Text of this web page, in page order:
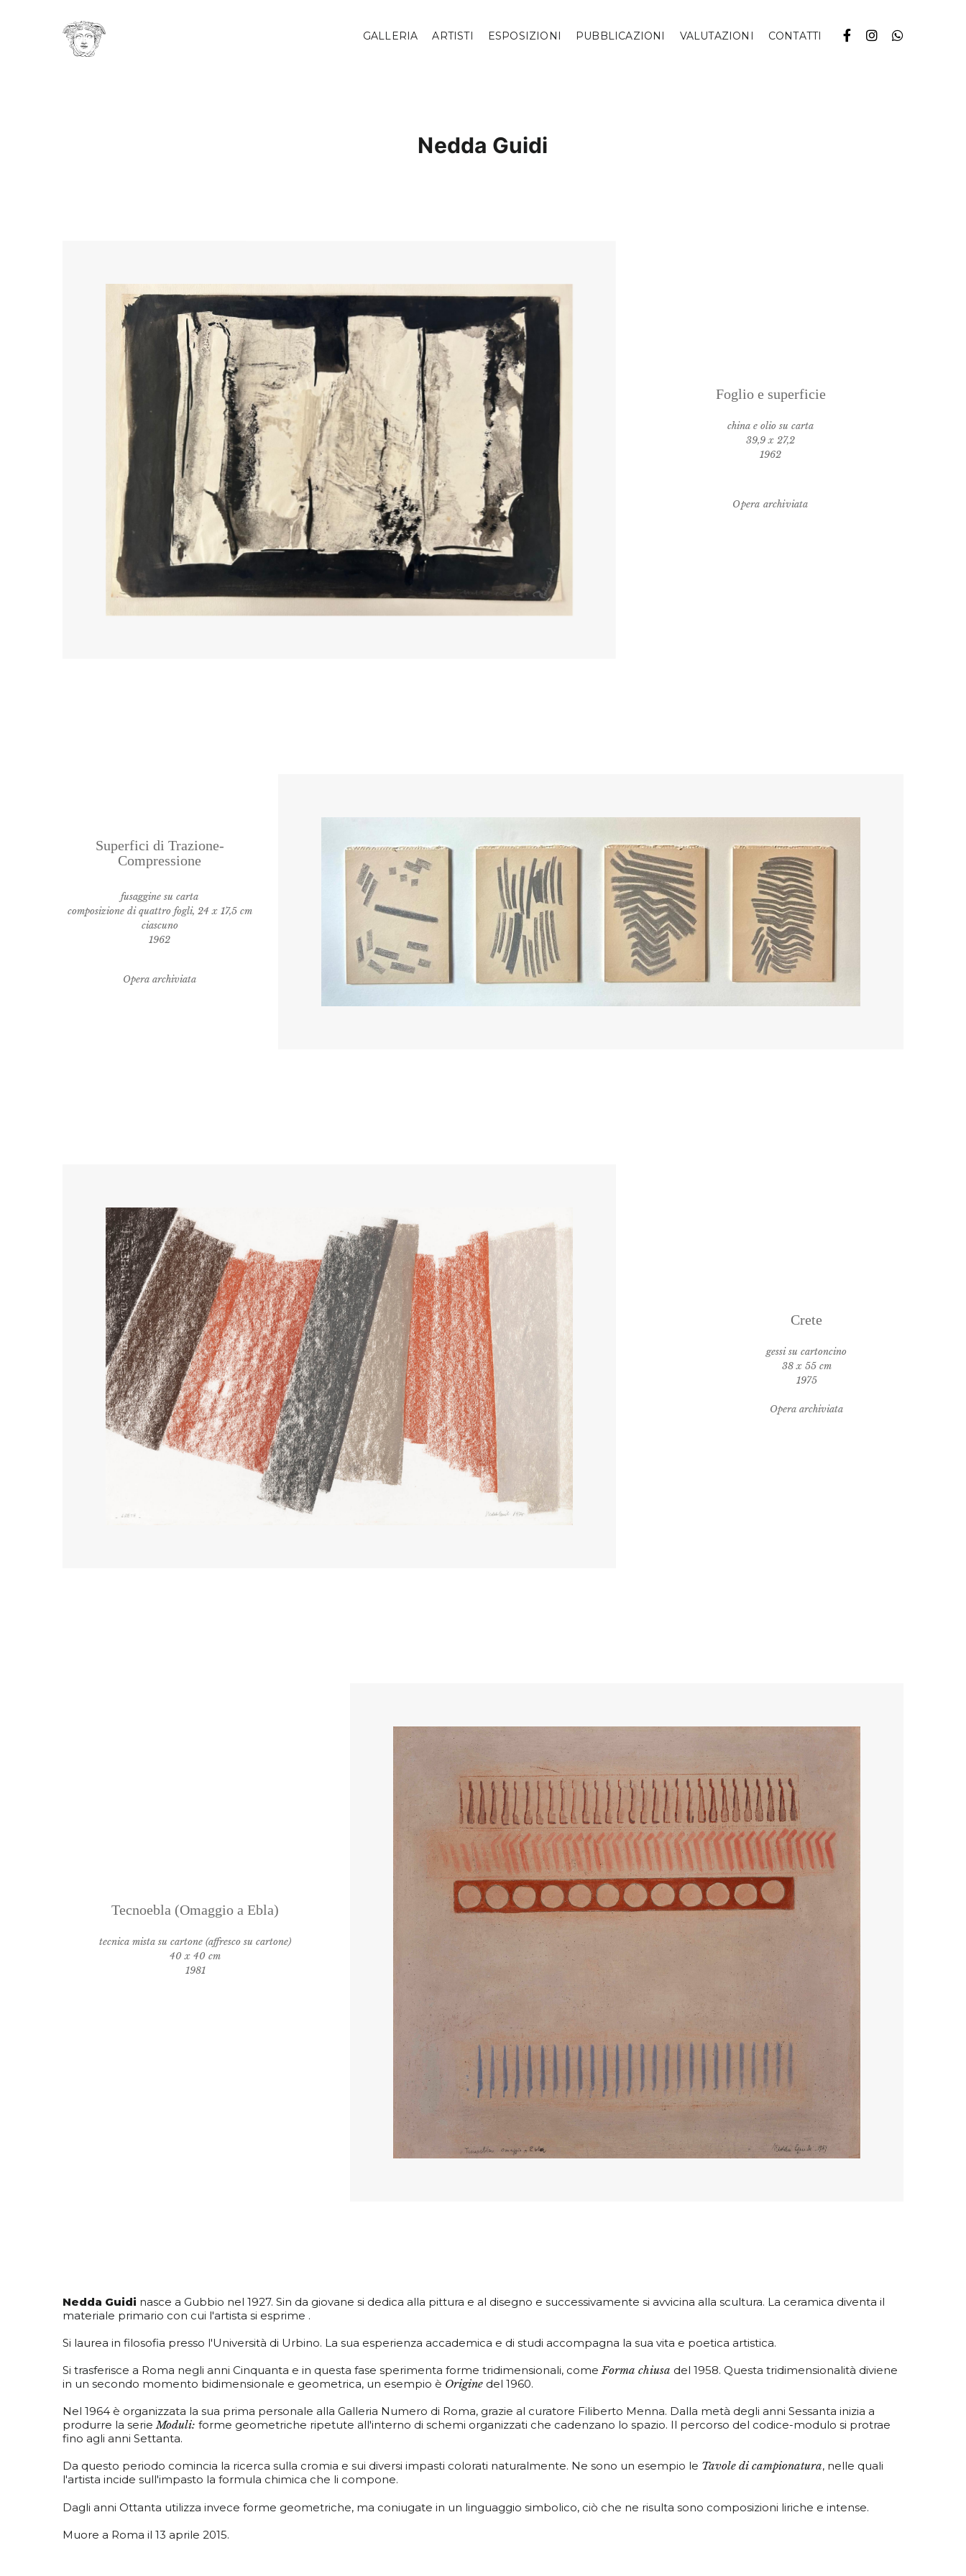
GALLERIA ARTISTI ESPOSIZIONI PUBBLICAZIONI VALUTAZIONI CONTATTI
Nedda Guidi
Foglio e superficie
china e olio su carta
39,9 x 27,2
1962
Opera archiviata
Superfici di Trazione-
Compressione
fusaggine su carta
composizione di quattro fogli, 24 x 17,5 cm
ciascuno
1962
Opera archiviata
Crete
gessi su cartoncino
38 x 55 cm
1975
Opera archiviata
Tecnoebla (Omaggio a Ebla)
tecnica mista su cartone (affresco su cartone)
40 x 40 cm
1981
Nedda Guidi nasce a Gubbio nel 1927. Sin da giovane si dedica alla pittura e al disegno e successivamente si avvicina alla scultura. La ceramica diventa il
materiale primario con cui l'artista si esprime .
Si laurea in filosofia presso l'Università di Urbino. La sua esperienza accademica e di studi accompagna la sua vita e poetica artistica.
Si trasferisce a Roma negli anni Cinquanta e in questa fase sperimenta forme tridimensionali, comeForma chiusa del 1958. Questa tridimensionalità diviene
in un secondo momento bidimensionale e geometrica, un esempio è Origine del 1960.
Nel 1964 è organizzata la sua prima personale alla Galleria Numero di Roma, grazie al curatore Filiberto Menna. Dalla metà degli anni Sessanta inizia a
produrre la serieModuli: forme geometriche ripetute all'interno di schemi organizzati che cadenzano lo spazio. Il percorso del codice-modulo si protrae
fino agli anni Settanta.
Da questo periodo comincia la ricerca sulla cromia e sui diversi impasti colorati naturalmente. Ne sono un esempio le Tavole di campionatura, nelle quali
l'artista incide sull'impasto la formula chimica che li compone.
Dagli anni Ottanta utilizza invece forme geometriche, ma coniugate in un linguaggio simbolico, ciò che ne risulta sono composizioni liriche e intense.
Muore a Roma il 13 aprile 2015.